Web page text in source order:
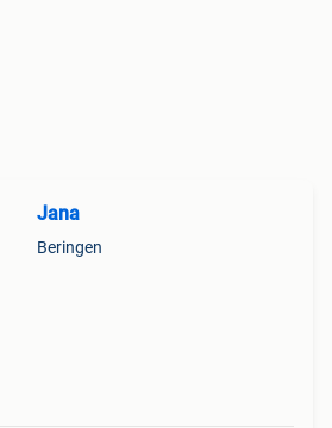
Jana
Beringen